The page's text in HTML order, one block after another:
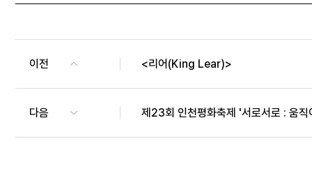
이전 <리어(King Lear)>
다음 제23회 인천평화축제 '서로서로 : 움직